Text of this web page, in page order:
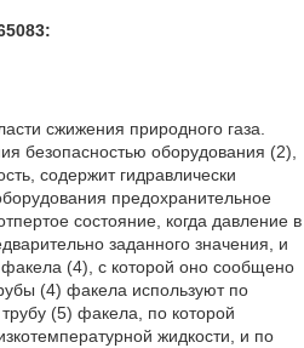
сжижения природного газа.
безопасностью оборудования (2),
содержит гидравлически
предохранительное
состояние, когда давление в
заданного значения, и
(4), с которой оно сообщено
(4) факела используют по
(5) факела, по которой
жидкости, и по